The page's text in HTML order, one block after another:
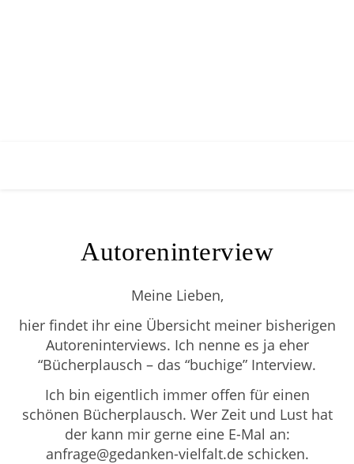
Autoreninterview
Meine Lieben,
hier findet ihr eine Übersicht meiner bisherigen
Autoreninterviews. Ich nenne es ja eher
“Bücherplausch – das “buchige” Interview.
Ich bin eigentlich immer offen für einen
schönen Bücherplausch. Wer Zeit und Lust hat
der kann mir gerne eine E-Mal an:
anfrage@gedanken-vielfalt.de schicken.